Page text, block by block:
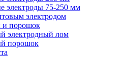
электроды 75-250 мм
электродом
и порошок
электродный лом
порошок